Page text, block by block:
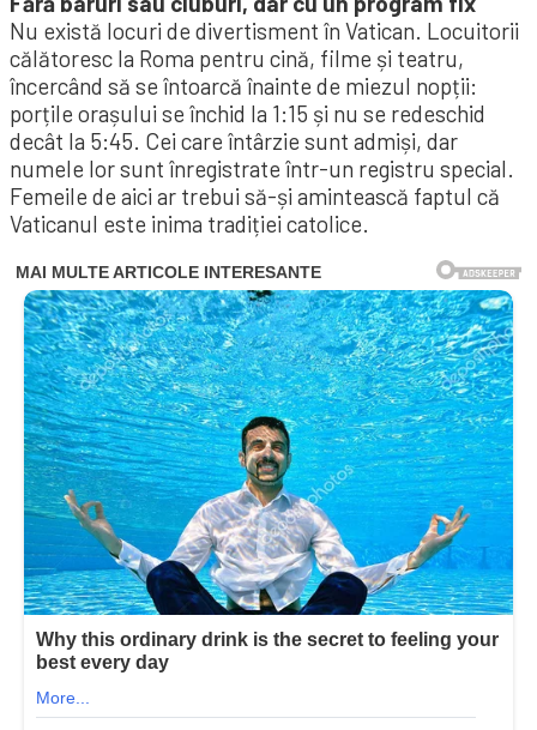
Nu există locuri de divertisment în Vatican. Locuitorii
călătoresc la Roma pentru cină, filme și teatru,
încercând să se întoarcă înainte de miezul nopții:
porțile orașului se închid la 1:15 și nu se redeschid
decât la 5:45. Cei care întârzie sunt admiși, dar
numele lor sunt înregistrate într-un registru special.
Femeile de aici ar trebui să-și amintească faptul că
Vaticanul este inima tradiției catolice.